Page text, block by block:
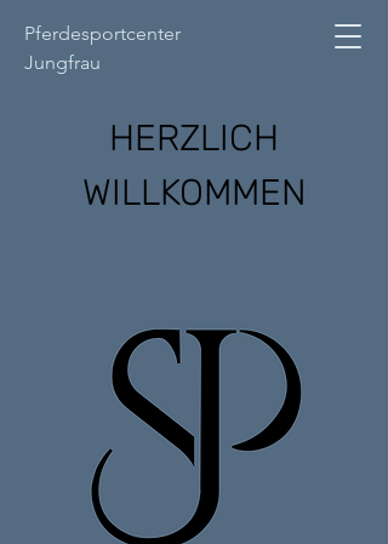
Pferdesportcenter
Jungfrau
HERZLICH
WILLKOMMEN